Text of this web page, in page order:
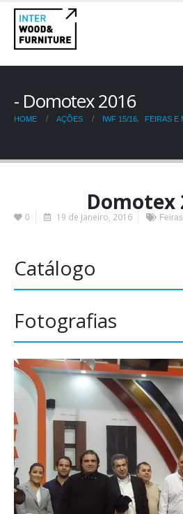
Domotex 2016
HOME AÇÕES IWF 15/16, FEIRAS E
Domotex
0 19 de Janeiro, 2016
Catálogo
Fotografias